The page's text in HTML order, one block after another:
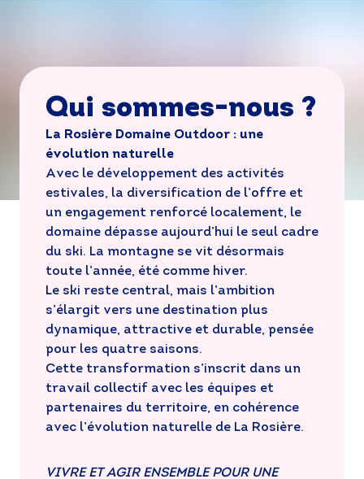
Qui sommes-nous ?
La Rosière Domaine Outdoor : une
évolution naturelle
Avec le développement des activités
estivales, la diversification de l’offre et
un engagement renforcé localement, le
domaine dépasse aujourd’hui le seul cadre
du ski. La montagne se vit désormais
toute l’année, été comme hiver.
Le ski reste central, mais l’ambition
s’élargit vers une destination plus
dynamique, attractive et durable, pensée
pour les quatre saisons.
Cette transformation s’inscrit dans un
travail collectif avec les équipes et
partenaires du territoire, en cohérence
avec l’évolution naturelle de La Rosière.
VIVRE ET AGIR ENSEMBLE POUR UNE